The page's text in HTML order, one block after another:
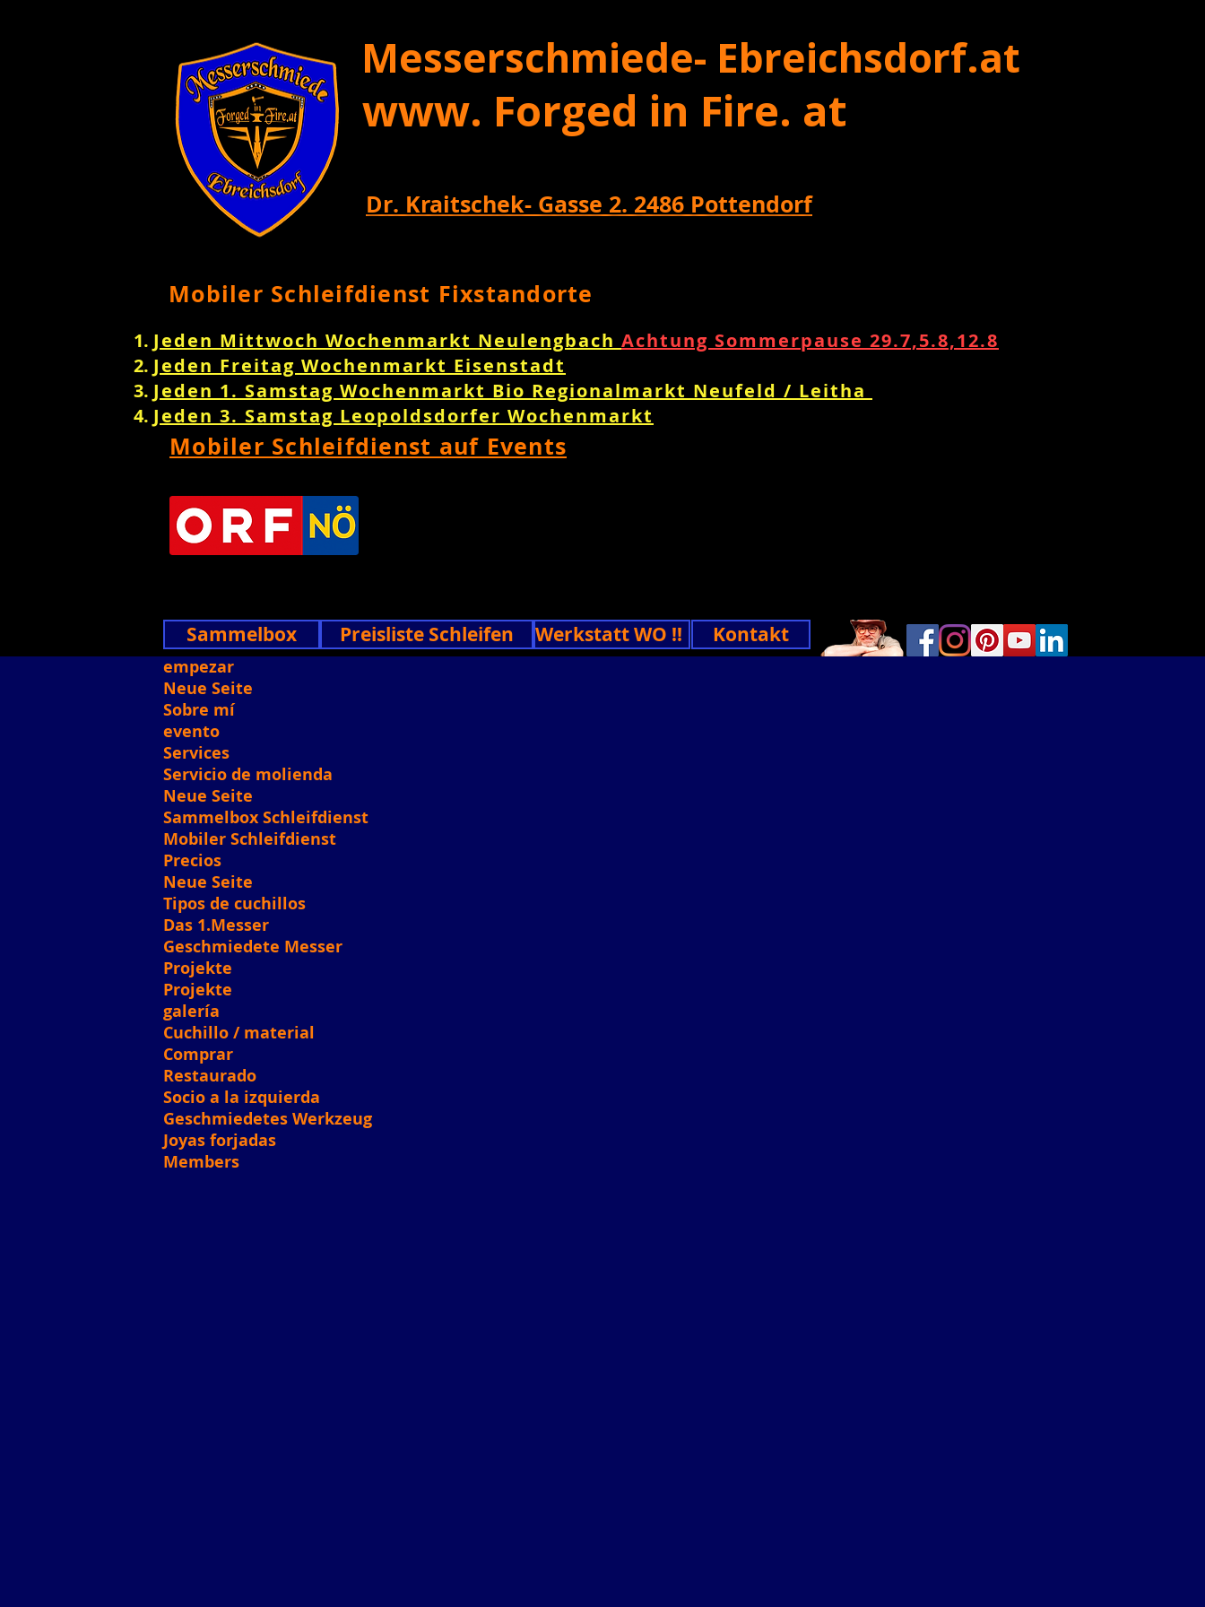
Messerschmiede- Ebreichsdorf.at
www. Forged in Fire. at
Dr. Kraitschek- Gasse 2. 2486 Pottendorf
Mobiler Schleifdienst Fixstandorte
Jeden Mittwoch Wochenmarkt Neulengbach Achtung Sommerpause 29.7,5.8,12.8
Jeden Freitag Wochenmarkt Eisenstadt
Jeden 1. Samstag Wochenmarkt Bio Regionalmarkt Neufeld / Leitha
Jeden 3. Samstag Leopoldsdorfer Wochenmarkt
Mobiler Schleifdienst auf Events
Sammelbox Preisliste Schleifen Werkstatt WO !! Kontakt
empezar
Neue Seite
Sobre mí
evento
Services
Servicio de molienda
Neue Seite
Sammelbox Schleifdienst
Mobiler Schleifdienst
Precios
Neue Seite
Tipos de cuchillos
Das 1.Messer
Geschmiedete Messer
Projekte
Projekte
galería
Cuchillo / material
Comprar
Restaurado
Socio a la izquierda
Geschmiedetes Werkzeug
Joyas forjadas
Members